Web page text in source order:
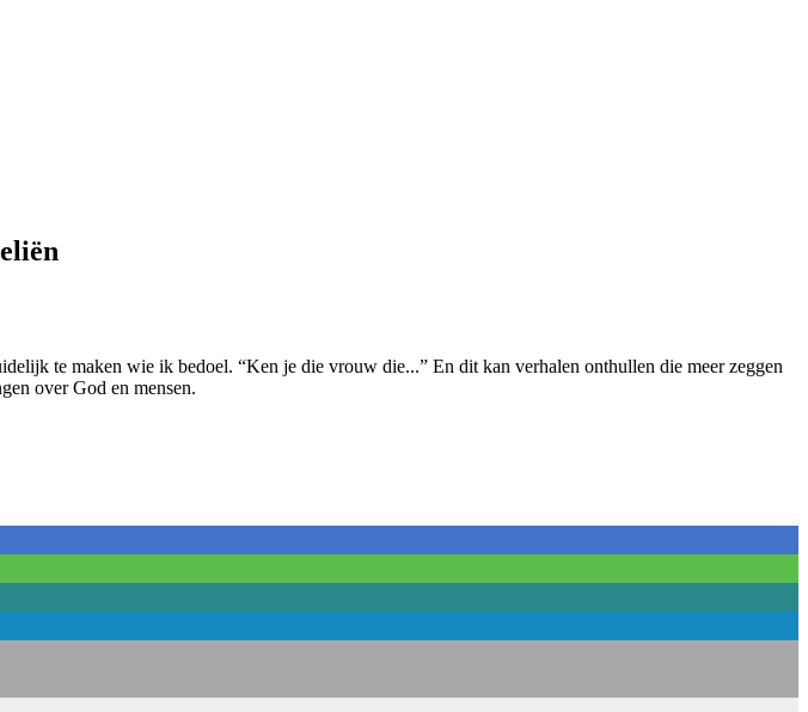
te maken wie ik bedoel. “Ken je die vrouw die...” En dit kan verhalen onthullen die meer zeggen
over God en mensen.